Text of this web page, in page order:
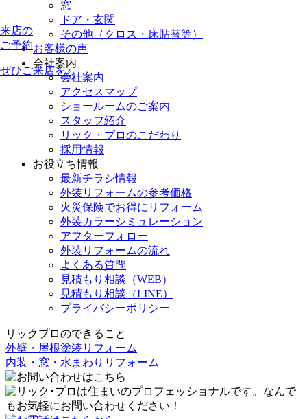
来店の
ご予約
ぜひご来店を♪
窓
ドア・玄関
その他（クロス・床貼替等）
お客様の声
会社案内
会社案内
アクセスマップ
ショールームのご案内
スタッフ紹介
リック・プロのこだわり
採用情報
お役立ち情報
最新チラシ情報
外装リフォームの参考価格
火災保険でお得にリフォーム
外装カラーシミュレーション
アフターフォロー
外装リフォームの流れ
よくある質問
見積もり相談（WEB）
見積もり相談（LINE）
プライバシーポリシー
リックプロのできること
外壁・屋根塗装リフォーム
内装・窓・水まわりリフォーム